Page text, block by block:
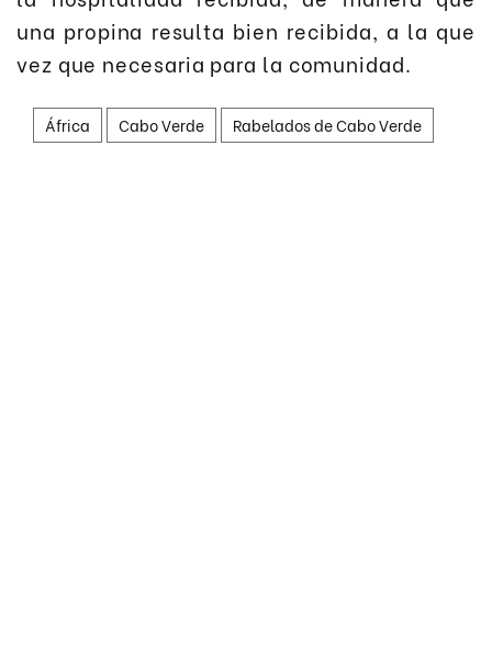
una propina resulta bien recibida, a la que
vez que necesaria para la comunidad.
África Cabo Verde Rabelados de Cabo Verde